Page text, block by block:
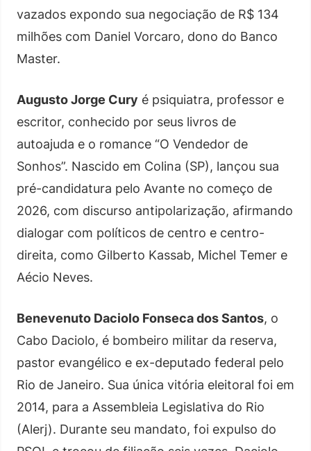
vazados expondo sua negociação de R$ 134
milhões com Daniel Vorcaro, dono do Banco
Master.
Augusto Jorge Cury é psiquiatra, professor e
escritor, conhecido por seus livros de
autoajuda e o romance “O Vendedor de
Sonhos”. Nascido em Colina (SP), lançou sua
pré-candidatura pelo Avante no começo de
2026, com discurso antipolarização, afirmando
dialogar com políticos de centro e centro-
direita, como Gilberto Kassab, Michel Temer e
Aécio Neves.
Benevenuto Daciolo Fonseca dos Santos, o
Cabo Daciolo, é bombeiro militar da reserva,
pastor evangélico e ex-deputado federal pelo
Rio de Janeiro. Sua única vitória eleitoral foi em
2014, para a Assembleia Legislativa do Rio
(Alerj). Durante seu mandato, foi expulso do